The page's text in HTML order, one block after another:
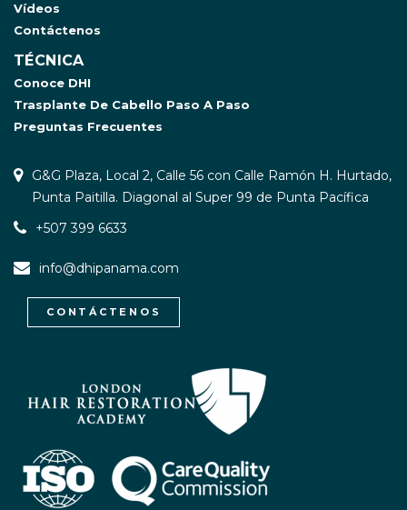
Vídeos
Contáctenos
TÉCNICA
Conoce DHI
Trasplante De Cabello Paso A Paso
Preguntas Frecuentes
G&G Plaza, Local 2, Calle 56 con Calle Ramón H. Hurtado,
Punta Paitilla. Diagonal al Super 99 de Punta Pacífica
+507 399 6633
info@dhipanama.com
CONTÁCTENOS